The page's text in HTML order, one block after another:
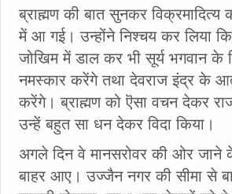
ब्राह्मण की बात सुनकर विक्रमादित्य
में आ गई। उन्होंने निश्चय कर लिया
जोखिम में डाल कर भी सूर्य भगवान के
नमस्कार करेंगे तथा देवराज इंद्र के
करेंगे। ब्राह्मण को ऎसा वचन देकर
उन्हें बहुत सा धन देकर विदा किया।
अगले दिन वे मानसरोवर की ओर
बाहर आए। उज्जैन नगर की सीमा से